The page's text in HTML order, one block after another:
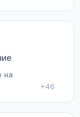
на
+46